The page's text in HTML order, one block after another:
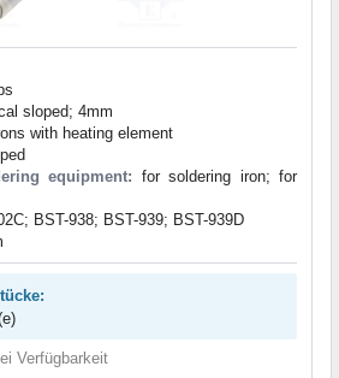
sloped; 4mm
with heating element
equipment: for soldering iron; for
BST-938; BST-939; BST-939D
Verfügbarkeit